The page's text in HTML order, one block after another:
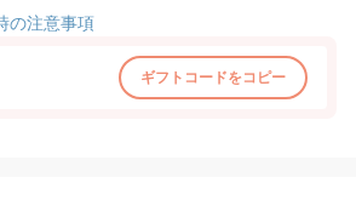
の注意事項
ギフトコードをコピー